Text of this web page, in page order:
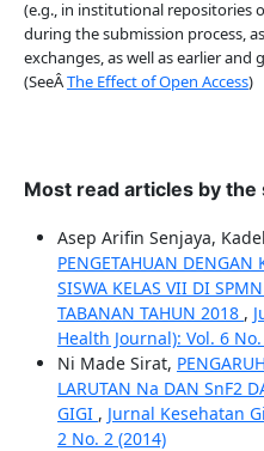
(e.g., in institutional repositories
during the submission process,
exchanges, as well as earlier
(SeeÂThe Effect of Open Access)
Most read articles by the
Asep Arifin Senjaya,
PENGETAHUAN
SISWA KELAS VII DI
TABANAN TAHUN 2018 ,
Health Journal): Vol. 6
Ni Made Sirat,
LARUTAN Na DAN SnF2
GIGI , Jurnal Kesehatan
2 No. 2 (2014)